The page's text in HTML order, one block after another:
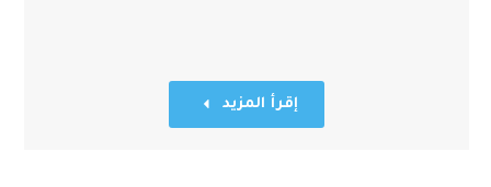
إقرأ المزيد